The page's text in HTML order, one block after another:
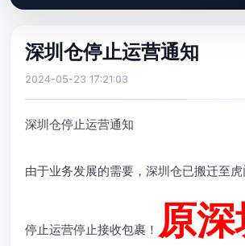
深圳仓停止运营通知
2024-05-23 17:21:03
深圳仓停止运营通知
由于业务发展的需要，深圳仓已搬迁至
停止运营停止接收包裹！ 原